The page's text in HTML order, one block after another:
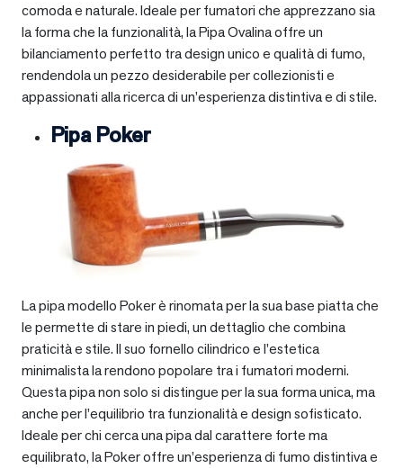
comoda e naturale. Ideale per fumatori che apprezzano sia
la forma che la funzionalità, la Pipa Ovalina offre un
bilanciamento perfetto tra design unico e qualità di fumo,
rendendola un pezzo desiderabile per collezionisti e
appassionati alla ricerca di un’esperienza distintiva e di stile.
Pipa Poker
La pipa modello Poker è rinomata per la sua base piatta che
le permette di stare in piedi, un dettaglio che combina
praticità e stile. Il suo fornello cilindrico e l’estetica
minimalista la rendono popolare tra i fumatori moderni.
Questa pipa non solo si distingue per la sua forma unica, ma
anche per l’equilibrio tra funzionalità e design sofisticato.
Ideale per chi cerca una pipa dal carattere forte ma
equilibrato, la Poker offre un’esperienza di fumo distintiva e